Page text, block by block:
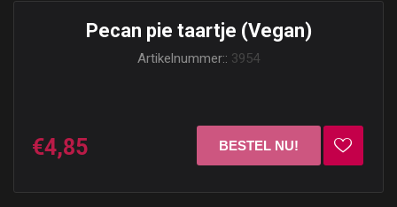
Pecan pie taartje (Vegan)
Artikelnummer:: 3954
€4,85